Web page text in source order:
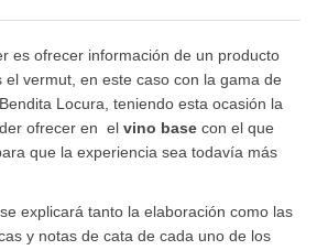
es ofrecer información de un producto
vermut, en este caso con la gama de
Locura, teniendo esta ocasión la
ofrecer en el vino base con el que
que la experiencia sea todavía más
explicará tanto la elaboración como las
y notas de cata de cada uno de los